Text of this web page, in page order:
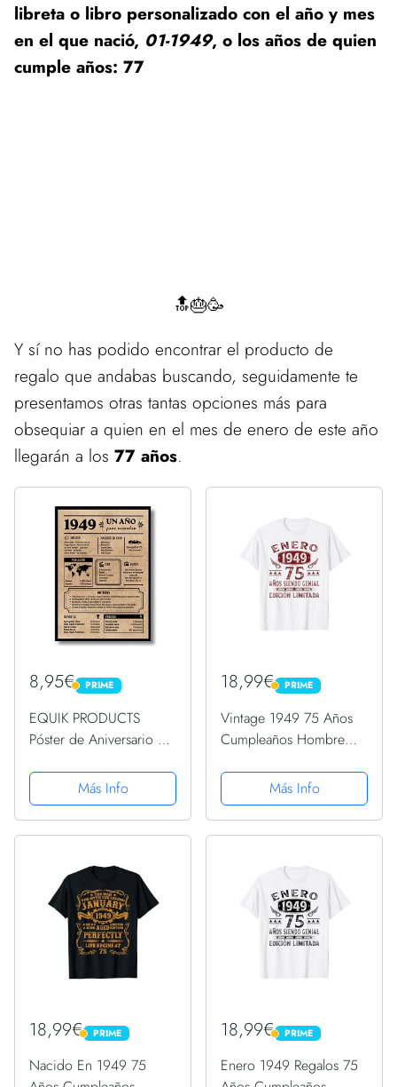
libreta o libro personalizado con el año y mes
en el que nació, 01-1949, o los años de quien
cumple años: 77
🔝🎂🥳
Y sí no has podido encontrar el producto de
regalo que andabas buscando, seguidamente te
presentamos otras tantas opciones más para
obsequiar a quien en el mes de enero de este año
llegarán a los 77 años.
8,95€ PRIME
PRIME
EQUIK PRODUCTS
Póster de Aniversario 75
Cumpleaños | Año de
Nacimiento 1949 |
hombre, mujer | Tarjeta
Decorativo Fiesta...
Más Info
18,99€ PRIME
PRIME
Vintage 1949 75 Años
Cumpleaños Hombre
CamisetaMás Info
18,99€ PRIME
PRIME
Nacido En 1949 75
18,99€ PRIME
PRIME
Enero 1949 Regalos 75